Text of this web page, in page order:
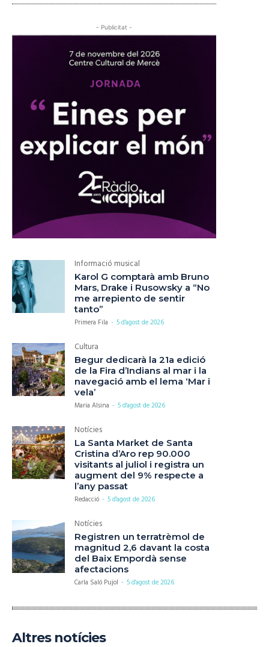
- Publicitat -
Informació musical
Karol G comptarà amb Bruno
Mars, Drake i Rusowsky a “No
me arrepiento de sentir
tanto”
Primera Fila - 5 d'agost de 2026
Cultura
Begur dedicarà la 21a edició
de la Fira d’Indians al mar i la
navegació amb el lema ‘Mar i
vela’
Maria Alsina - 5 d'agost de 2026
Notícies
La Santa Market de Santa
Cristina d’Aro rep 90.000
visitants al juliol i registra un
augment del 9% respecte a
l’any passat
Redacció - 5 d'agost de 2026
Notícies
Registren un terratrèmol de
magnitud 2,6 davant la costa
del Baix Empordà sense
afectacions
Carla Saló Pujol - 5 d'agost de 2026
Altres notícies